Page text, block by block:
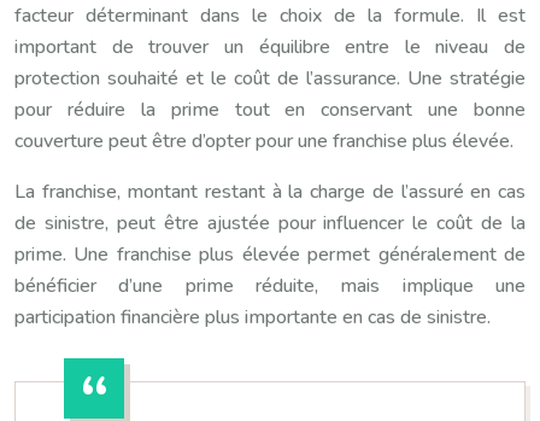
facteur déterminant dans le choix de la formule. Il est
important de trouver un équilibre entre le niveau de
protection souhaité et le coût de l’assurance. Une stratégie
pour réduire la prime tout en conservant une bonne
couverture peut être d’opter pour une franchise plus élevée.
La franchise, montant restant à la charge de l’assuré en cas
de sinistre, peut être ajustée pour influencer le coût de la
prime. Une franchise plus élevée permet généralement de
bénéficier d’une prime réduite, mais implique une
participation financière plus importante en cas de sinistre.